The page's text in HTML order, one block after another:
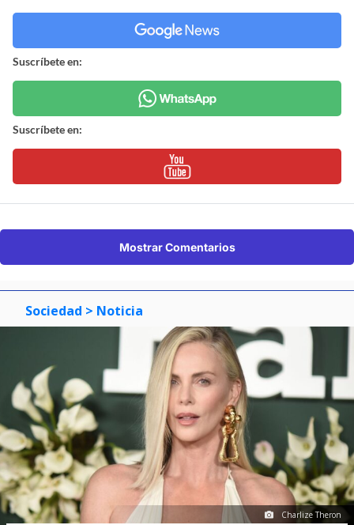
Suscríbete en:
Suscríbete en:
Mostrar Comentarios
Sociedad > Noticia
Charlize Theron